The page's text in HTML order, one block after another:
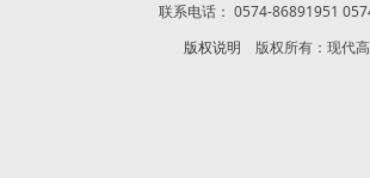
联系电话： 0574-86891951
版权说明 版权所有：现代